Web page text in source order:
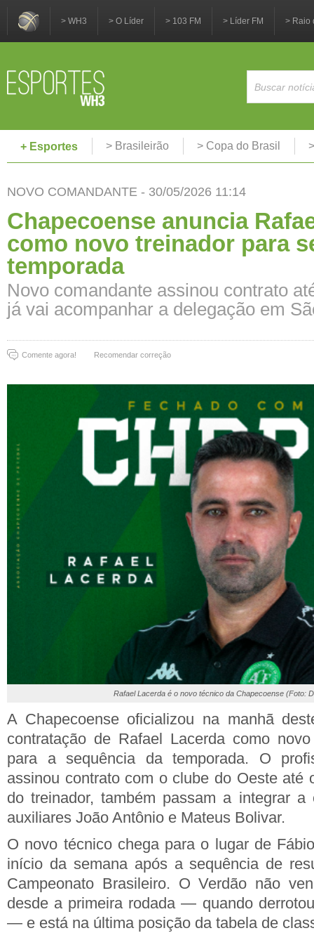
> WH3 > O Líder > 103 FM > Líder FM > Raio
+ Esportes > Brasileirão > Copa do Brasil
NOVO COMANDANTE - 30/05/2026 11:14
Chapecoense anuncia
como novo treinador para
temporada
Novo comandante assinou contrato
já vai acompanhar a delegação em
Comente agora! Recomendar correção
Rafael Lacerda é o novo técnico da Chapecoense (Foto:
A Chapecoense oficializou na manhã
contratação de Rafael Lacerda como
para a sequência da temporada. O
assinou contrato com o clube do Oeste até
do treinador, também passam a integrar a
auxiliares João Antônio e Mateus Bolivar.
O novo técnico chega para o lugar de
início da semana após a sequência de
Campeonato Brasileiro. O Verdão não
desde a primeira rodada — quando
— e está na última posição da tabela de